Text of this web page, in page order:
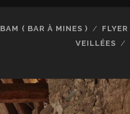
BAM ( BAR À MINES ) FLYER
VEILLÉES